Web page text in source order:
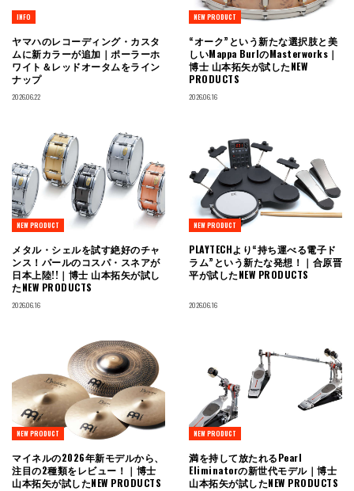
INFO
ヤマハのレコーディング・カスタ
ムに新カラーが追加｜ポーラーホ
ワイト＆レッドオータムをライン
ナップ
2026.06.22
NEW PRODUCT
“オーク”という新たな選択肢と美
しいMappa BurlのMasterworks｜
博士 山本拓矢が試したNEW
PRODUCTS
2026.06.16
NEW PRODUCT
メタル・シェルを試す絶好のチャ
ンス！パールのコスパ・スネアが
日本上陸!!｜博士 山本拓矢が試し
たNEW PRODUCTS
2026.06.16
NEW PRODUCT
PLAYTECHより“持ち運べる電子ド
ラム”という新たな発想！｜合原晋
平が試したNEW PRODUCTS
2026.06.16
NEW PRODUCT
マイネルの2026年新モデルから、
注目の2種類をレビュー！｜博士
山本拓矢が試したNEW PRODUCTS
NEW PRODUCT
満を持して放たれるPearl
Eliminatorの新世代モデル｜博士
山本拓矢が試したNEW PRODUCTS